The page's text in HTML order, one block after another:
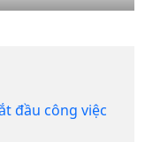
đầu công việc